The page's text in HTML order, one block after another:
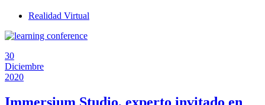
Realidad Virtual
30
Diciembre
2020